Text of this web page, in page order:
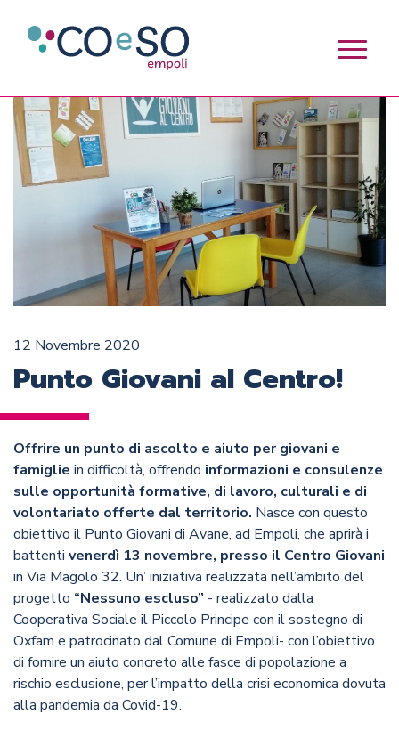
12 Novembre 2020
Punto Giovani al Centro!
Offrire un punto di ascolto e aiuto per giovani e
famiglie in difficoltà, offrendo informazioni e consulenze
sulle opportunità formative, di lavoro, culturali e di
volontariato offerte dal territorio. Nasce con questo
obiettivo il Punto Giovani di Avane, ad Empoli, che aprirà i
battenti venerdì 13 novembre, presso il Centro Giovani
in Via Magolo 32. Un’ iniziativa realizzata nell’ambito del
progetto “Nessuno escluso” - realizzato dalla
Cooperativa Sociale il Piccolo Principe con il sostegno di
Oxfam e patrocinato dal Comune di Empoli- con l’obiettivo
di fornire un aiuto concreto alle fasce di popolazione a
rischio esclusione, per l’impatto della crisi economica dovuta
alla pandemia da Covid-19.